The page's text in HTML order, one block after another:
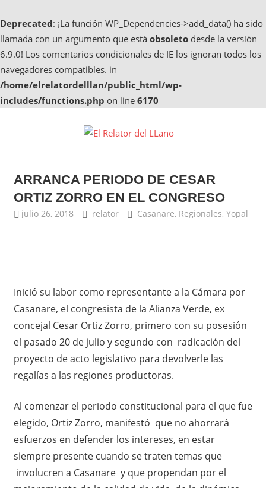
Deprecated: ¡La función WP_Dependencies->add_data() ha sido
llamada con un argumento que está obsoleto desde la versión
6.9.0! Los comentarios condicionales de IE los ignoran todos los
navegadores compatibles. in
/home/elrelatordelllan/public_html/wp-
includes/functions.php on line 6170
del
LLano
Casanare,
Noticias
de
ARRANCA PERIODO DE CESAR
ORTIZ ZORRO EN EL CONGRESO
julio 26, 2018 relator Casanare, Regionales,Yopal
Inició su labor como representante a la Cámara por
Casanare, el congresista de la Alianza Verde, ex
concejal Cesar Ortiz Zorro, primero con su posesión
el pasado 20 de julio y segundo con radicación del
proyecto de acto legislativo para devolverle las
regalías a las regiones productoras.
Al comenzar el periodo constitucional para el que fue
elegido, Ortiz Zorro, manifestó que no ahorrará
esfuerzos en defender los intereses, en estar
siempre presente cuando se traten temas que
involucren a Casanare y que propendan por el